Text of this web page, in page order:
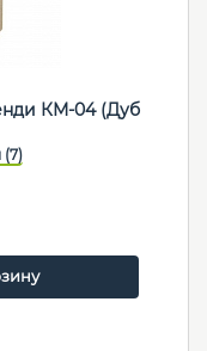
КМ-04 (Дуб